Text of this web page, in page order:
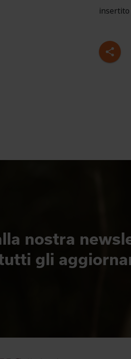
insertito
nostra
gli